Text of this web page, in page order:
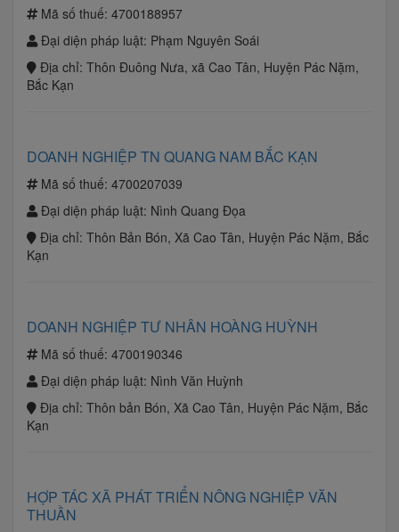
Mã số thuế: 4700188957
Đại diện pháp luật: Phạm Nguyên Soái
Địa chỉ: Thôn Đuông Nưa, xã Cao Tân, Huyện Pác Nặm,
Bắc Kạn
DOANH NGHIỆP TN QUANG NAM BẮC KẠN
Mã số thuế: 4700207039
Đại diện pháp luật: Nình Quang Đọa
Địa chỉ: Thôn Bản Bón, Xã Cao Tân, Huyện Pác Nặm, Bắc
Kạn
DOANH NGHIỆP TƯ NHÂN HOÀNG HUỲNH
Mã số thuế: 4700190346
Đại diện pháp luật: Nình Văn Huỳnh
Địa chỉ: Thôn bản Bón, Xã Cao Tân, Huyện Pác Nặm, Bắc
Kạn
HỢP TÁC XÃ PHÁT TRIỂN NÔNG NGHIỆP VĂN
THUẦN